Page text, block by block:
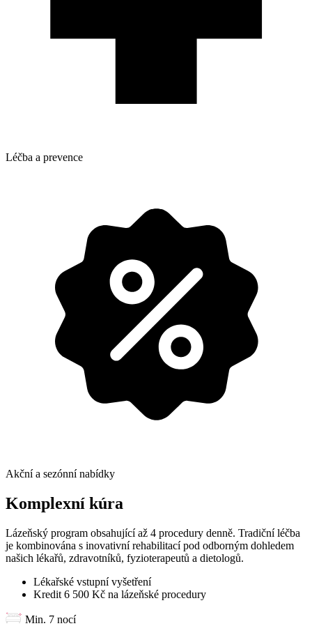
Léčba a prevence
Akční a sezónní nabídky
Komplexní kúra
Lázeňský program obsahující až 4 procedury denně. Tradiční léčba
je kombinována s inovativní rehabilitací pod odborným dohledem
našich lékařů, zdravotníků, fyzioterapeutů a dietologů.
Lékařské vstupní vyšetření
Kredit 6 500 Kč na lázeňské procedury
Min. 7 nocí